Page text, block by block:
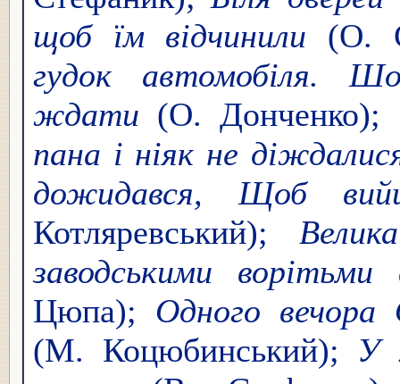
щоб їм відчинили (О.
гудок автомобіля.
ждати (О. Донченко);
пана і ніяк не
дожидався, Щоб
Котляревський);
заводськими
Цюпа); Одного вечора
(М. Коцюбинський); У